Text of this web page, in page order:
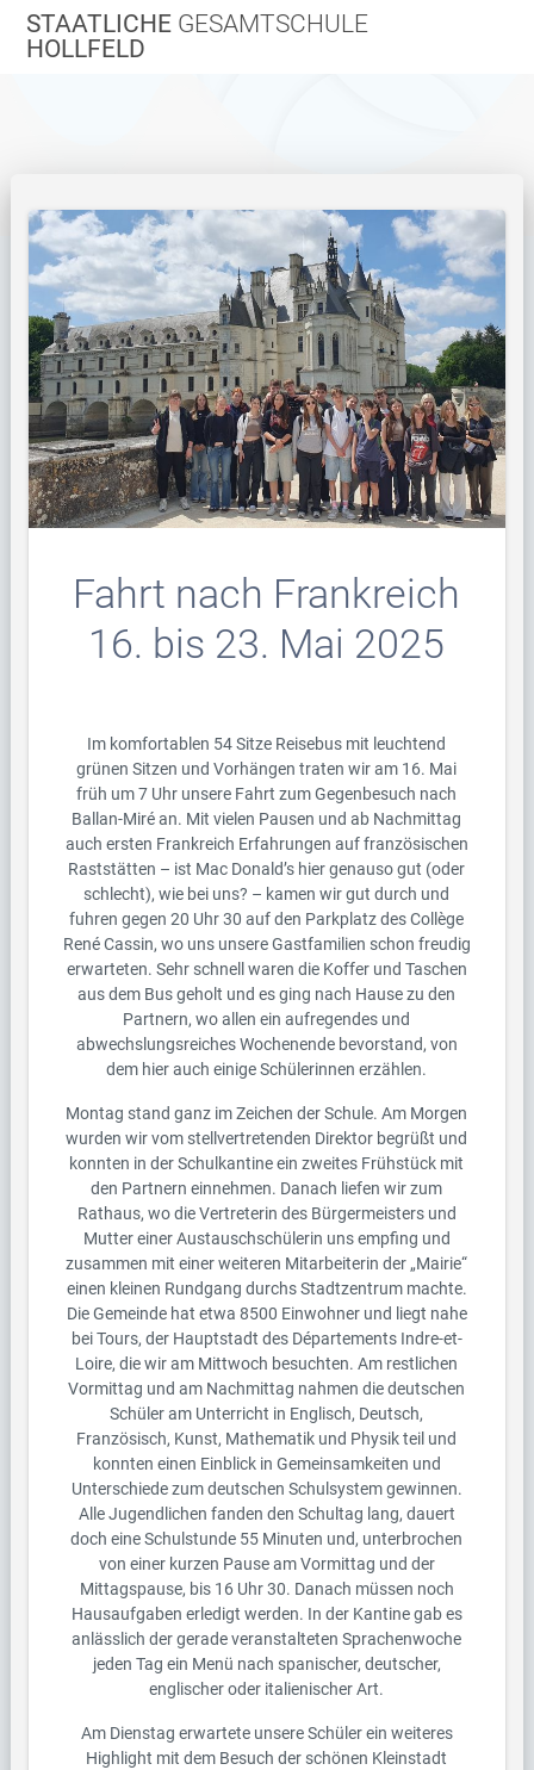
Zum
Inhalt
STAATLICHE GESAMTSCHULE
HOLLFELD
Fahrt nach Frankreich
16. bis 23. Mai 2025
Im komfortablen 54 Sitze Reisebus mit leuchtend
grünen Sitzen und Vorhängen traten wir am 16. Mai
früh um 7 Uhr unsere Fahrt zum Gegenbesuch nach
Ballan-Miré an. Mit vielen Pausen und ab Nachmittag
auch ersten Frankreich Erfahrungen auf französischen
Raststätten – ist Mac Donald’s hier genauso gut (oder
schlecht), wie bei uns? – kamen wir gut durch und
fuhren gegen 20 Uhr 30 auf den Parkplatz des Collège
René Cassin, wo uns unsere Gastfamilien schon freudig
erwarteten. Sehr schnell waren die Koffer und Taschen
aus dem Bus geholt und es ging nach Hause zu den
Partnern, wo allen ein aufregendes und
abwechslungsreiches Wochenende bevorstand, von
dem hier auch einige Schülerinnen erzählen.
Montag stand ganz im Zeichen der Schule. Am Morgen
wurden wir vom stellvertretenden Direktor begrüßt und
konnten in der Schulkantine ein zweites Frühstück mit
den Partnern einnehmen. Danach liefen wir zum
Rathaus, wo die Vertreterin des Bürgermeisters und
Mutter einer Austauschschülerin uns empfing und
zusammen mit einer weiteren Mitarbeiterin der „Mairie“
einen kleinen Rundgang durchs Stadtzentrum machte.
Die Gemeinde hat etwa 8500 Einwohner und liegt nahe
bei Tours, der Hauptstadt des Départements Indre-et-
Loire, die wir am Mittwoch besuchten. Am restlichen
Vormittag und am Nachmittag nahmen die deutschen
Schüler am Unterricht in Englisch, Deutsch,
Französisch, Kunst, Mathematik und Physik teil und
konnten einen Einblick in Gemeinsamkeiten und
Unterschiede zum deutschen Schulsystem gewinnen.
Alle Jugendlichen fanden den Schultag lang, dauert
doch eine Schulstunde 55 Minuten und, unterbrochen
von einer kurzen Pause am Vormittag und der
Mittagspause, bis 16 Uhr 30. Danach müssen noch
Hausaufgaben erledigt werden. In der Kantine gab es
anlässlich der gerade veranstalteten Sprachenwoche
jeden Tag ein Menü nach spanischer, deutscher,
englischer oder italienischer Art.
Am Dienstag erwartete unsere Schüler ein weiteres
Highlight mit dem Besuch der schönen Kleinstadt